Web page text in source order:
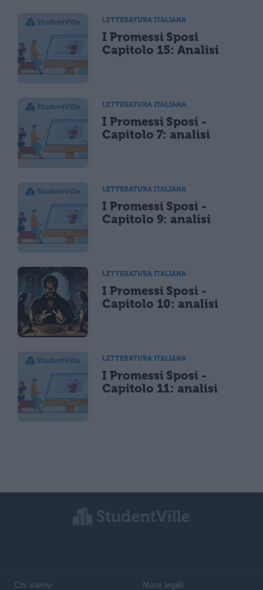
LETTERATURA ITALIANA
I Promessi Sposi
Capitolo 15: Analisi
LETTERATURA ITALIANA
I Promessi Sposi -
Capitolo 7: analisi
LETTERATURA ITALIANA
I Promessi Sposi -
Capitolo 9: analisi
LETTERATURA ITALIANA
I Promessi Sposi -
Capitolo 10: analisi
LETTERATURA ITALIANA
I Promessi Sposi -
Capitolo 11: analisi
Chi siamo Note legali